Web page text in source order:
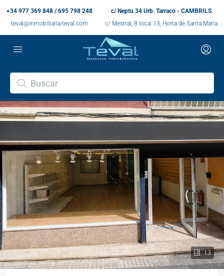
+34 977 369 848 / 695 798 248
teval@inmobiliaria-teval.com
c/ Neptu 34 Urb. Tarraco - CAMBRILS
c/ Mestral, 8 local 13, Horta de Santa Maria
13